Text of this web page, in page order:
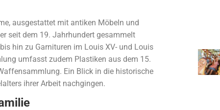
ausgestattet mit antiken Möbeln und
seit dem 19. Jahrhundert gesammelt
hin zu Garnituren im Louis XV- und Louis
umfasst zudem Plastiken aus dem 15.
Ein Blick in die historische
ihrer Arbeit nachgingen.